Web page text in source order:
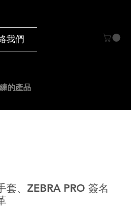
我們
的產品
套、ZEBRA PRO 簽名